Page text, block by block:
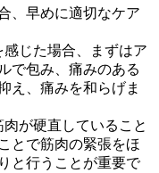
、早めに適切なケア
じた場合、まずはア
で包み、痛みのある
え、痛みを和らげま
が硬直していること
とで筋肉の緊張をほ
と行うことが重要で